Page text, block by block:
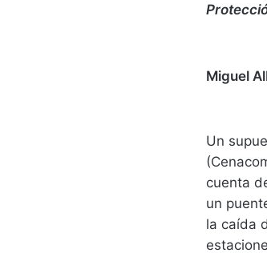
Miguel
Un
cuenta
un
la caída